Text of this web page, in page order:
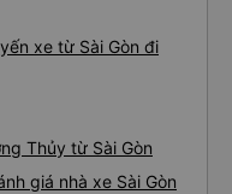
xe từ Sài Gòn đi
Thủy từ Sài Gòn
giá nhà xe Sài Gòn